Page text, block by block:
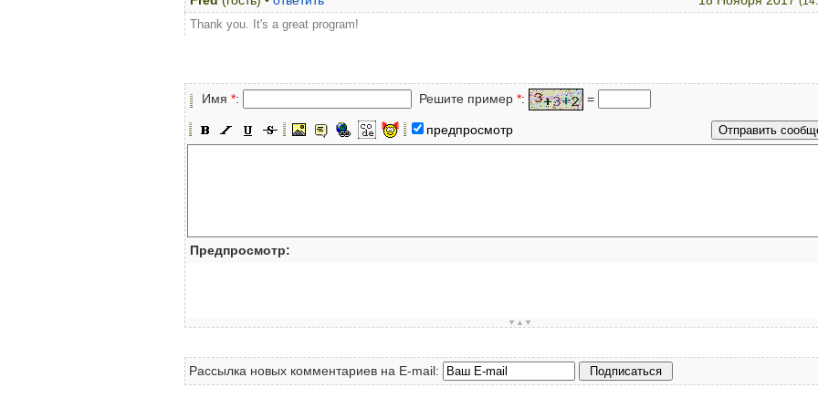
Thank you. It's a great program!
Имя *: Решите пример *: =
предпросмотр
Предпросмотр:
▼▲▼
Рассылка новых комментариев на E-mail: